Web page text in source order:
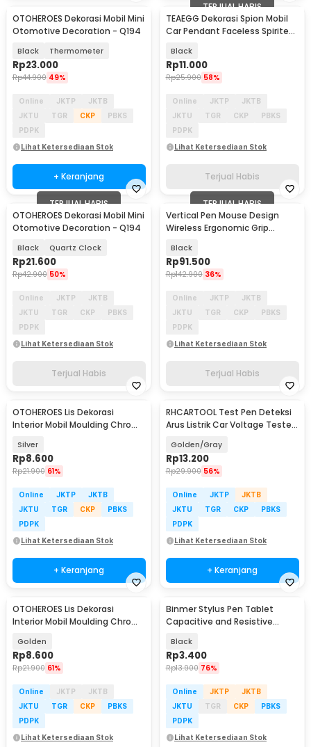
OTOHEROES Dekorasi Mobil Mini
Otomotive Decoration - Q194
Black Thermometer
Rp23.000
Rp44.900 49%
Online JKTP
JKTB
JKTU
TGR CKP
PBKS
PDPK
Lihat Ketersediaan Stok
+ Keranjang
TERJUAL HABIS
TEAEGG Dekorasi Spion Mobil
Car Pendant Faceless Spirited
Black
Rp11.000
Rp25.900 58%
Online JKTP
JKTB
JKTU
TGR CKP
PBKS
PDPK
Lihat Ketersediaan Stok
Terjual Habis
TERJUAL HABIS
OTOHEROES Dekorasi Mobil Mini
Otomotive Decoration - Q194
Black Quartz Clock
Rp21.600
Rp42.900 50%
Online JKTP
JKTB
JKTU
TGR CKP
PBKS
PDPK
Lihat Ketersediaan Stok
Terjual Habis
TERJUAL HABIS
Vertical Pen Mouse Design
Wireless Ergonomic Grip
Black
Rp91.500
Rp142.900 36%
Online JKTP
JKTB
JKTU
TGR CKP
PBKS
PDPK
Lihat Ketersediaan Stok
Terjual Habis
OTOHEROES Lis Dekorasi
Interior Mobil Moulding Chrome
Silver
Rp8.600
Rp21.900 61%
Online JKTP
JKTB
JKTU
TGR CKP
PBKS
PDPK
Lihat Ketersediaan Stok
+ Keranjang
RHCARTOOL Test Pen Deteksi
Arus Listrik Car Voltage Tester
Golden/Gray
Rp13.200
Rp29.900 56%
Online JKTP
JKTB
JKTU
TGR CKP
PBKS
PDPK
Lihat Ketersediaan Stok
+ Keranjang
OTOHEROES Lis Dekorasi
Interior Mobil Moulding Chrome
Golden
Rp8.600
Rp21.900 61%
Online JKTP
JKTB
JKTU
TGR CKP
PBKS
PDPK
Lihat Ketersediaan Stok
Binmer Stylus Pen Tablet
Capacitive and Resistive
Black
Rp3.400
Rp13.900 76%
Online JKTP
JKTB
JKTU
TGR CKP
PBKS
PDPK
Lihat Ketersediaan Stok